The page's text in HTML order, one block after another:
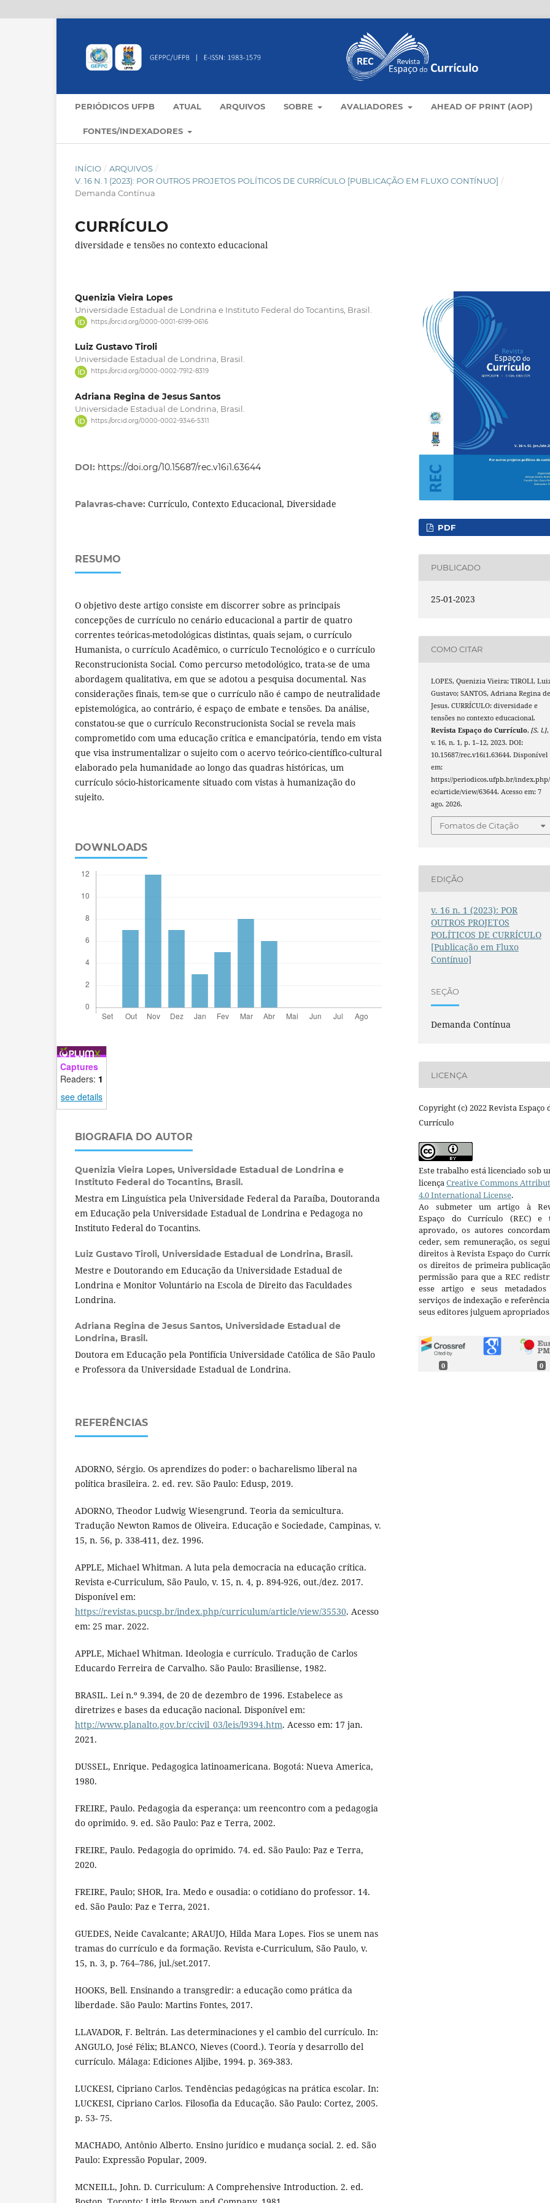
PERIÓDICOS UFPB ATUAL ARQUIVOS SOBRE AVALIADORES AHEAD OF PRINT (AOP)
FONTES/INDEXADORES
INÍCIO / ARQUIVOS /
V. 16 N. 1 (2023): POR OUTROS PROJETOS POLÍTICOS DE CURRÍCULO [PUBLICAÇÃO EM FLUXO CONTÍNUO] /
Demanda Contínua
CURRÍCULO
diversidade e tensões no contexto educacional
Quenizia Vieira Lopes
Universidade Estadual de Londrina e Instituto Federal do Tocantins, Brasil.
https://orcid.org/0000-0001-6199-0616
Luiz Gustavo Tiroli
Universidade Estadual de Londrina, Brasil.
https://orcid.org/0000-0002-7912-8319
Adriana Regina de Jesus Santos
Universidade Estadual de Londrina, Brasil.
https://orcid.org/0000-0002-9346-5311
DOI: https://doi.org/10.15687/rec.v16i1.63644
Palavras-chave: Currículo, Contexto Educacional, Diversidade
RESUMO
O objetivo deste artigo consiste em discorrer sobre as principais
concepções de currículo no cenário educacional a partir de quatro
correntes teóricas-metodológicas distintas, quais sejam, o currículo
Humanista, o currículo Acadêmico, o currículo Tecnológico e o currículo
Reconstrucionista Social. Como percurso metodológico, trata-se de uma
abordagem qualitativa, em que se adotou a pesquisa documental. Nas
considerações finais, tem-se que o currículo não é campo de neutralidade
epistemológica, ao contrário, é espaço de embate e tensões. Da análise,
constatou-se que o currículo Reconstrucionista Social se revela mais
comprometido com uma educação crítica e emancipatória, tendo em vista
que visa instrumentalizar o sujeito com o acervo teórico-científico-cultural
elaborado pela humanidade ao longo das quadras históricas, um
currículo sócio-historicamente situado com vistas à humanização do
sujeito.
DOWNLOADS
Captures
Readers: 1
see details
BIOGRAFIA DO AUTOR
Quenizia Vieira Lopes, Universidade Estadual de Londrina e
Instituto Federal do Tocantins, Brasil.
Mestra em Linguística pela Universidade Federal da Paraíba, Doutoranda
em Educação pela Universidade Estadual de Londrina e Pedagoga no
Instituto Federal do Tocantins.
Luiz Gustavo Tiroli, Universidade Estadual de Londrina, Brasil.
Mestre e Doutorando em Educação da Universidade Estadual de
Londrina e Monitor Voluntário na Escola de Direito das Faculdades
Londrina.
Adriana Regina de Jesus Santos, Universidade Estadual de
Londrina, Brasil.
Doutora em Educação pela Pontifícia Universidade Católica de São Paulo
e Professora da Universidade Estadual de Londrina.
REFERÊNCIAS
ADORNO, Sérgio. Os aprendizes do poder: o bacharelismo liberal na
política brasileira. 2. ed. rev. São Paulo: Edusp, 2019.
ADORNO, Theodor Ludwig Wiesengrund. Teoria da semicultura.
Tradução Newton Ramos de Oliveira. Educação e Sociedade, Campinas, v.
15, n. 56, p. 338-411, dez. 1996.
APPLE, Michael Whitman. A luta pela democracia na educação crítica.
Revista e-Curriculum, São Paulo, v. 15, n. 4, p. 894-926, out./dez. 2017.
Disponível em:
https://revistas.pucsp.br/index.php/curriculum/article/view/35530. Acesso
em: 25 mar. 2022.
APPLE, Michael Whitman. Ideologia e currículo. Tradução de Carlos
Educardo Ferreira de Carvalho. São Paulo: Brasiliense, 1982.
BRASIL. Lei n.º 9.394, de 20 de dezembro de 1996. Estabelece as
diretrizes e bases da educação nacional. Disponível em:
http://www.planalto.gov.br/ccivil_03/leis/l9394.htm. Acesso em: 17 jan.
2021.
DUSSEL, Enrique. Pedagogica latinoamericana. Bogotá: Nueva America,
1980.
FREIRE, Paulo. Pedagogia da esperança: um reencontro com a pedagogia
do oprimido. 9. ed. São Paulo: Paz e Terra, 2002.
FREIRE, Paulo. Pedagogia do oprimido. 74. ed. São Paulo: Paz e Terra,
2020.
FREIRE, Paulo; SHOR, Ira. Medo e ousadia: o cotidiano do professor. 14.
ed. São Paulo: Paz e Terra, 2021.
GUEDES, Neide Cavalcante; ARAUJO, Hilda Mara Lopes. Fios se unem nas
tramas do currículo e da formação. Revista e-Curriculum, São Paulo, v.
15, n. 3, p. 764–786, jul./set.2017.
HOOKS, Bell. Ensinando a transgredir: a educação como prática da
liberdade. São Paulo: Martins Fontes, 2017.
LLAVADOR, F. Beltrán. Las determinaciones y el cambio del currículo. In:
ANGULO, José Félix; BLANCO, Nieves (Coord.). Teoría y desarrollo del
currículo. Málaga: Ediciones Aljibe, 1994. p. 369-383.
LUCKESI, Cipriano Carlos. Tendências pedagógicas na prática escolar. In:
LUCKESI, Cipriano Carlos. Filosofia da Educação. São Paulo: Cortez, 2005.
p. 53- 75.
MACHADO, Antônio Alberto. Ensino jurídico e mudança social. 2. ed. São
Paulo: Expressão Popular, 2009.
MCNEILL, John. D. Curriculum: A Comprehensive Introduction. 2. ed.
PDF
PUBLICADO
25-01-2023
COMO CITAR
LOPES, Quenizia Vieira; TIROLI,
Gustavo; SANTOS, Adriana Regina de
Jesus. CURRÍCULO: diversidade e
tensões no contexto educacional.
Revista Espaço do Currículo,[S. l.],
v. 16, n. 1, p. 1–12, 2023. DOI:
10.15687/rec.v16i1.63644. Disponível
em:
https://periodicos.ufpb.br/
ec/article/view/63644. Acesso em: 7
ago. 2026.
Fomatos de Citação
EDIÇÃO
v. 16 n. 1 (2023): POR
OUTROS PROJETOS
POLÍTICOS DE CURRÍCULO
[Publicação em Fluxo
Contínuo]
SEÇÃO
Demanda Contínua
LICENÇA
Copyright (c) 2022 Revista Espaço
Currículo
Este trabalho está licenciado sob
licençaCreative Commons
4.0 International License.
Ao submeter um artigo à
Espaço do Currículo (REC) e
aprovado, os autores
ceder, sem remuneração, os
direitos à Revista Espaço do
os direitos de primeira
permissão para que a REC
esse artigo e seus metadados
serviços de indexação e
seus editores julguem
0 0